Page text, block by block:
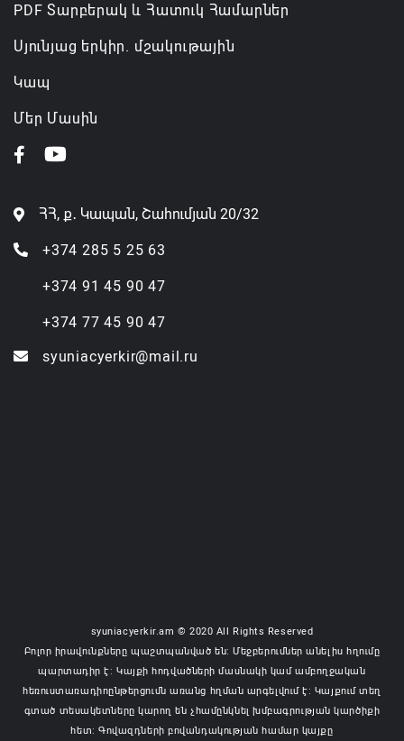
PDF Տարբերակ և Հատուկ Համարներ
Սյունյաց երկիր. մշակութային
Կապ
Մեր Մասին
ՀՀ, ք․ Կապան, Շահումյան 20/32
+374 285 5 25 63
+374 91 45 90 47
+374 77 45 90 47
syuniacyerkir@mail.ru
syuniacyerkir.am © 2020 All Rights Reserved
Բոլոր իրավունքները պաշտպանված են: Մեջբերումներ անելիս հղումը
պարտադիր է: Կայքի հոդվածների մասնակի կամ ամբողջական
հեռուստառադիոընթերցումն առանց հղման արգելվում է: Կայքում տեղ
գտած տեսակետները կարող են չհամընկնել խմբագրության կարծիքի
հետ: Գովազդների բովանդակության համար կայքը